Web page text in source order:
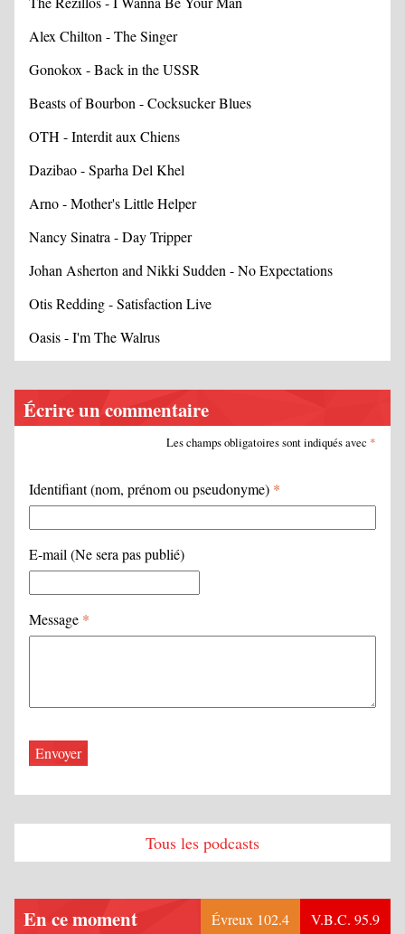
Alex Chilton - The Singer
Gonokox - Back in the USSR
Beasts of Bourbon - Cocksucker Blues
OTH - Interdit aux Chiens
Dazibao - Sparha Del Khel
Arno - Mother's Little Helper
Nancy Sinatra - Day Tripper
Johan Asherton and Nikki Sudden - No Expectations
Otis Redding - Satisfaction Live
Oasis - I'm The Walrus
Écrire un commentaire
Les champs obligatoires sont indiqués avec *
Identifiant (nom, prénom ou pseudonyme) *
E-mail (Ne sera pas publié)
Message *
Tous les podcasts
En ce moment Évreux 102.4 V.B.C. 95.9